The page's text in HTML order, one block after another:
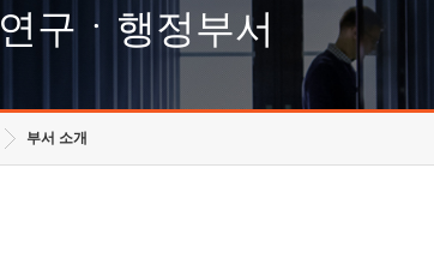
고객의소리
수의계약 현황
연구ㆍ행정부서
부서 소개